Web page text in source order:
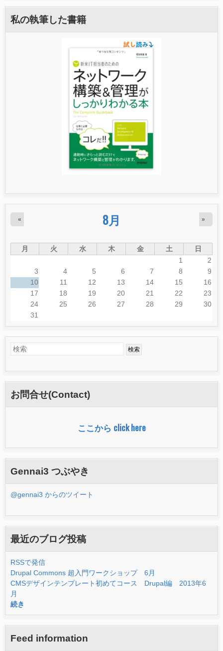
私の執筆した書籍
8月
« »
月 火 水 木 金 土
日
1
2
3
4 5 6 7 8
9
10
11 12 13 14 15
16
17
18 19 20 21 22
23
24
25 26 27 28 29
30
31
索
フ
ォ
検
お問合せ(Contact)
ここから click here
Gennai3 つぶやき
@gennai3 からのツイート
最近のブログ投稿
RSSで発信
Drupal Commons 超入門ワークショップ 6月
CMSデザインテンプレート初めてコース Drupal編 2013年6
月
続き
Feed information